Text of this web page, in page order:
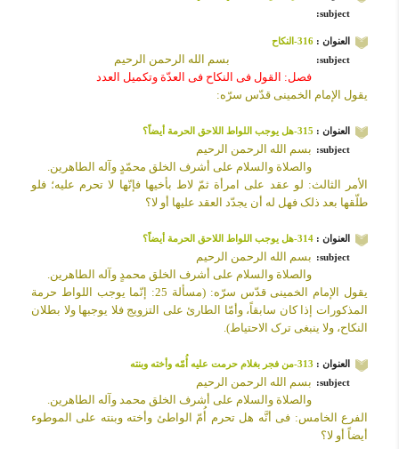
subject:
العنوان : 316-النکاح
subject:
بسم الله الرحمن الرحیم
فصل: القول فی النکاح فی العدّة وتکمیل العدد
یقول الإمام الخمینی قدّس سرّه:
العنوان : 315-هل یوجب اللواط اللاحق الحرمة أیضاً؟
subject:
بسم الله الرحمن الرحیم
والصلاة والسلام على أشرف الخلق محمّدٍ وآله الطاهرین.
الأمر الثالث: لو عقد على امرأة ثمّ لاط بأخیها فإنّها لا تحرم علیه؛ فلو
طلّقها بعد ذلک فهل له أن یجدّد العقد علیها أو لا؟
العنوان : 314-هل یوجب اللواط اللاحق الحرمة أیضاً؟
subject:
بسم الله الرحمن الرحیم
والصلاة والسلام على أشرف الخلق محمدٍ وآله الطاهرین.
یقول الإمام الخمینی قدّس سرّه: (مسألة 25: إنّما یوجب اللواط حرمة
المذکورات إذا کان سابقاً، وأمّا الطارئ على التزویج فلا یوجبها ولا بطلان
النکاح، ولا ینبغی ترک الاحتیاط).
العنوان : 313-من فجر بغلام حرمت علیه أُمّه وأخته وبنته
subject:
بسم الله الرحمن الرحیم
والصلاة والسلام على أشرف الخلق محمد وآله الطاهرین.
الفرع الخامس: فی أنَّه هل تحرم أُمّ الواطئ وأخته وبنته على الموطوء
أیضاً أو لا؟